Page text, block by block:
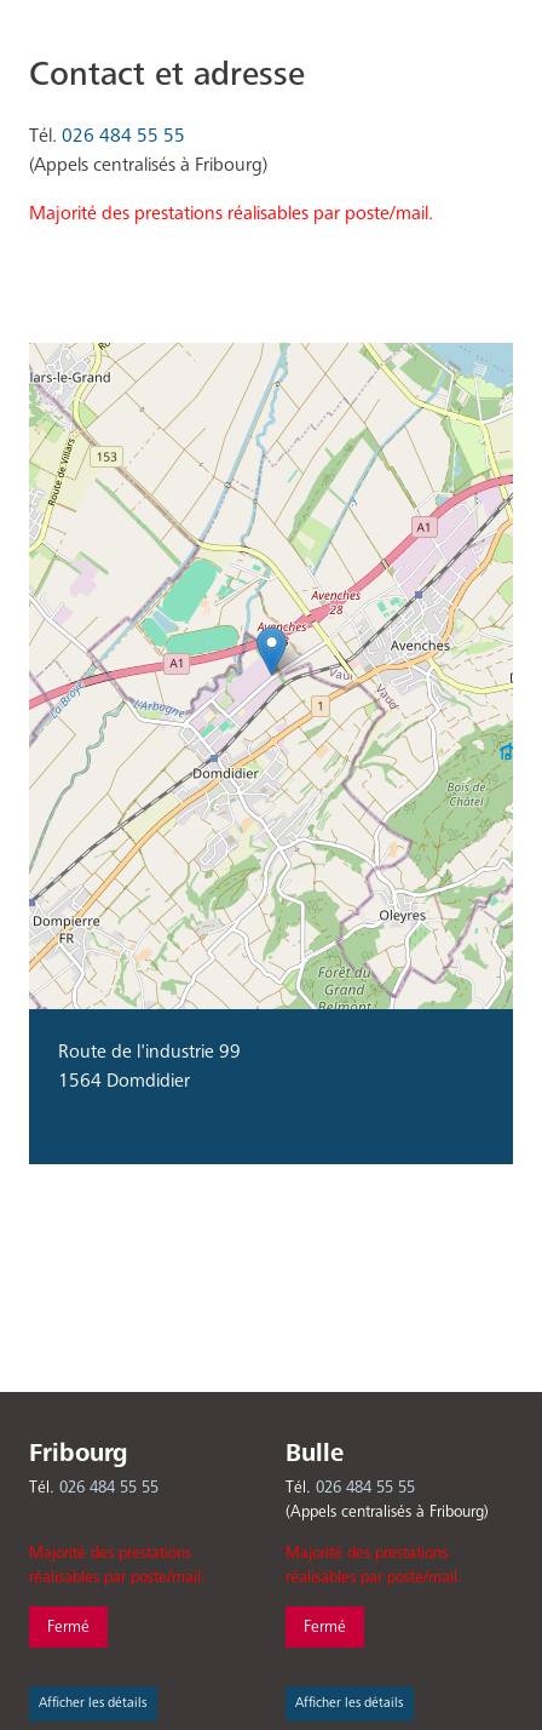
Contact et adresse
Tél. 026 484 55 55
(Appels centralisés à Fribourg)
Majorité des prestations réalisables par poste/mail.
Route de l'industrie 99
1564 Domdidier
Fribourg
Tél. 026 484 55 55
Majorité des prestations
réalisables par poste/mail.
Fermé
Afficher les détails
Bulle
Tél. 026 484 55 55
(Appels centralisés à Fribourg)
Majorité des prestations
réalisables par poste/mail.
Fermé
Afficher les détails